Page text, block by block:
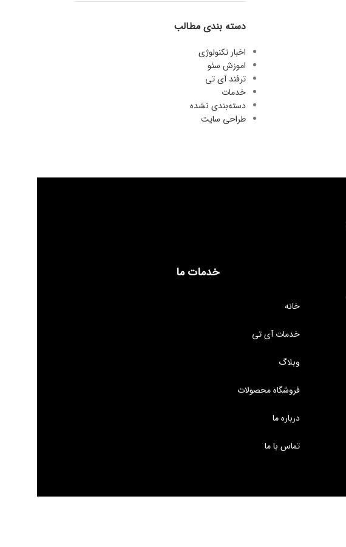
دسته بندی مطالب
اخبار تکنولوژی
اموزش سئو
ترفند آی تی
خدمات
دسته‌بندی نشده
طراحی سایت
خدمات ما
خانه
خدمات آی تی
وبلاگ
فروشگاه محصولات
درباره ما
تماس با ما